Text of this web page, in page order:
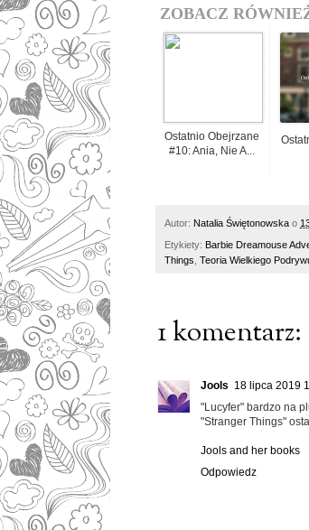
ZOBACZ
Ostatnio Obejrzane
#10: Ania, Nie A...
Autor: Natalia Świętonowska o
Etykiety: Barbie Dreamouse
Things Teoria Wielkiego
1 komentarz:
Jools 18 lipca 2019
"Lucyfer" bardzo na
"Stranger Things"
Jools and her books
Odpowiedz